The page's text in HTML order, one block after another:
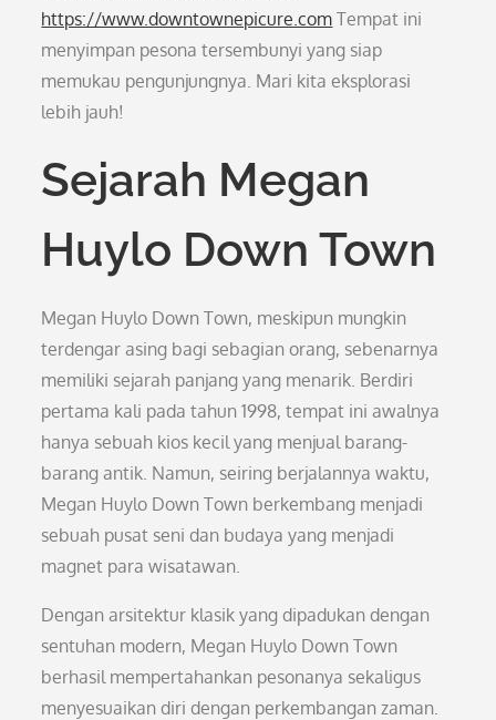
https://www.downtownepicure.com Tempat ini
menyimpan pesona tersembunyi yang siap
memukau pengunjungnya. Mari kita eksplorasi
lebih jauh!
Sejarah Megan
Huylo Down Town
Megan Huylo Down Town, meskipun mungkin
terdengar asing bagi sebagian orang, sebenarnya
memiliki sejarah panjang yang menarik. Berdiri
pertama kali pada tahun 1998, tempat ini awalnya
hanya sebuah kios kecil yang menjual barang-
barang antik. Namun, seiring berjalannya waktu,
Megan Huylo Down Town berkembang menjadi
sebuah pusat seni dan budaya yang menjadi
magnet para wisatawan.
Dengan arsitektur klasik yang dipadukan dengan
sentuhan modern, Megan Huylo Down Town
berhasil mempertahankan pesonanya sekaligus
menyesuaikan diri dengan perkembangan zaman.